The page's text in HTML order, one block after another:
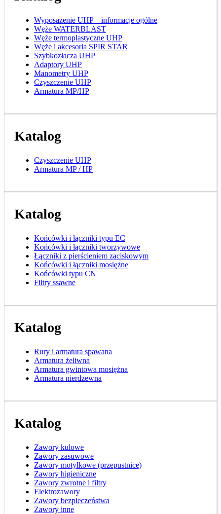
Wyposażenie UHP – informacje ogólne
Węże WATERBLAST
Węże termoplastyczne UHP
Węże i akcesoria SPIR STAR
Szybkozłacza UHP
Adaptory UHP
Manometry UHP
Czyszczenie UHP
Armatura MP/HP
Katalog
Czyszczenie UHP
Armatura MP / HP
Katalog
Końcówki i łączniki typu EC
Końcówki i łączniki tworzywowe
Łączniki z pierścieniem zaciskowym
Końcówki i łączniki mosiężne
Końcówki typu CN
Filtry ssawne
Katalog
Rury i armatura spawana
Armatura żeliwna
Armatura gwintowa mosiężna
Armatura nierdzewna
Katalog
Zawory kulowe
Zawory zasuwowe
Zawory motylkowe (przepustnice)
Zawory higieniczne
Zawory zwrotne i filtry
Elektrozawory
Zawory bezpieczeństwa
Zawory inne